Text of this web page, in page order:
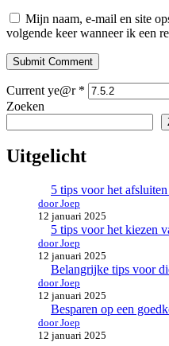
Mijn naam, e-mail en site
volgende keer wanneer ik een
Submit Comment
Current ye@r *
Zoeken
Uitgelicht
5 tips voor het
door Joep
12 januari 2025
5 tips voor het kiezen
door Joep
12 januari 2025
Belangrijke tips voor
door Joep
12 januari 2025
Besparen op een
door Joep
12 januari 2025